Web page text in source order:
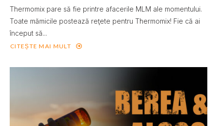
Thermomix pare să fie printre afacerile MLM ale momentului.
Toate mămicile postează reţete pentru Thermomix! Fie că ai
început să...
CITEȘTE MAI MULT